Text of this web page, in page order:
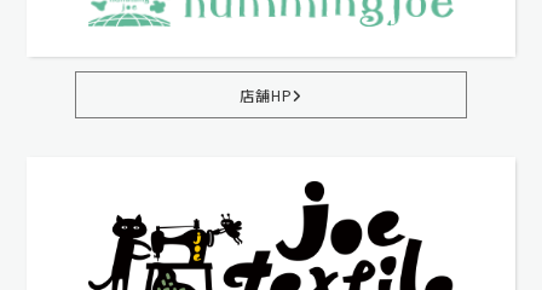
店舗HP